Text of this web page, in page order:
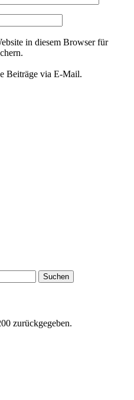
in diesem Browser für
Beiträge via E-Mail.
zurückgegeben.